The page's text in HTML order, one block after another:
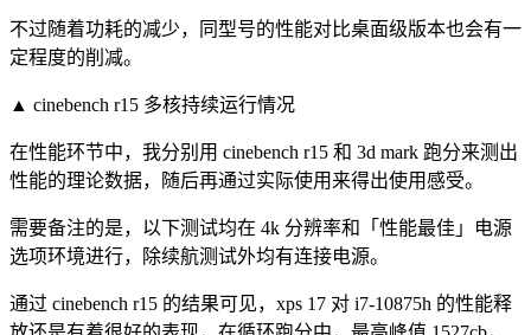
不过随着功耗的减少，同型号的性能对比桌面级版本也会有一
定程度的削减。
▲ cinebench r15 多核持续运行情况
在性能环节中，我分别用 cinebench r15 和 3d mark 跑分来测出
性能的理论数据，随后再通过实际使用来得出使用感受。
需要备注的是，以下测试均在 4k 分辨率和「性能最佳」电源
选项环境进行，除续航测试外均有连接电源。
通过 cinebench r15 的结果可见，xps 17 对 i7-10875h 的性能释